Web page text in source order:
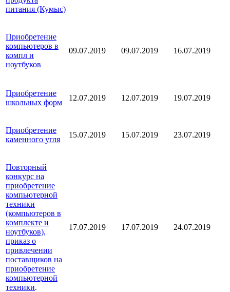
питания (Кумыс)
Приобретение
компьютеров в
компл и
ноутбуков
09.07.2019 09.07.2019 16.07.2019
Приобретение
школьных форм
12.07.2019 12.07.2019 19.07.2019
Приобретение
каменного угля
15.07.2019 15.07.2019 23.07.2019
Повторный
конкурс на
приобретение
компьютерной
техники
(компьютеров в
комплекте и
ноутбуков),
приказ о
привлечении
поставщиков на
приобретение
компьютерной
техники.
17.07.2019 17.07.2019 24.07.2019